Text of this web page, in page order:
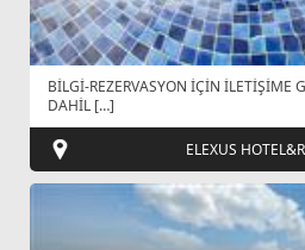
BİLGİ-REZERVASYON İÇİN İLETİŞİME
DAHİL […]
ELEXUS